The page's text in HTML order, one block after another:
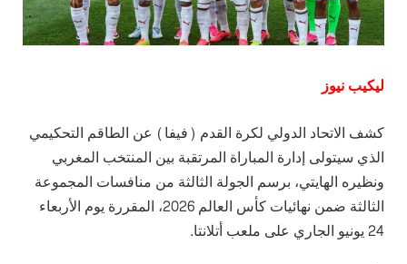
ليكيب نيوز
كشف الاتحاد الدولي لكرة القدم (فيفا) عن الطاقم التحكيمي
الذي سيتولى إدارة المباراة المرتقبة بين المنتخب المغربي
ونظيره الهايتي، برسم الجولة الثالثة من منافسات المجموعة
الثالثة ضمن نهائيات كأس العالم 2026، المقررة يوم الأربعاء
24 يونيو الجاري على ملعب أتلانتا.